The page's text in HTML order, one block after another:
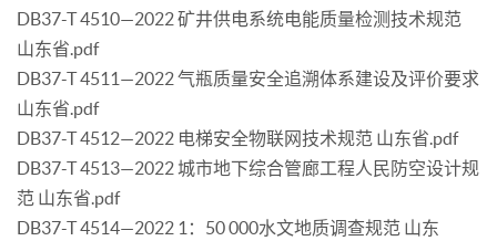
DB37-T 4510—2022 矿井供电系统电能质量检测技术规范
山东省.pdf
DB37-T 4511—2022 气瓶质量安全追溯体系建设及评价要求
山东省.pdf
DB37-T 4512—2022 电梯安全物联网技术规范 山东省.pdf
DB37-T 4513—2022 城市地下综合管廊工程人民防空设计规
范 山东省.pdf
DB37-T 4514—2022 1：50 000水文地质调查规范 山东